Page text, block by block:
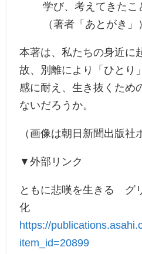
学び、考えてきたこ
（著者「あとがき」
本著は、私たちの身近に
故、別離により「ひとり
感に耐え、生き抜くため
ないだろうか。
（画像は朝日新聞出版社
▼外部リンク
ともに悲嘆を生きる グ
化
https://
item_id=20899